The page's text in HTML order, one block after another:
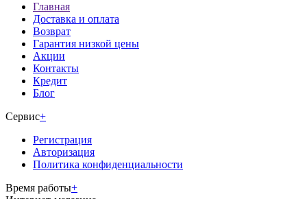
Главная
Доставка и оплата
Возврат
Гарантия низкой цены
Акции
Контакты
Кредит
Блог
Сервис+
Регистрация
Авторизация
Политика конфиденциальности
Время работы+